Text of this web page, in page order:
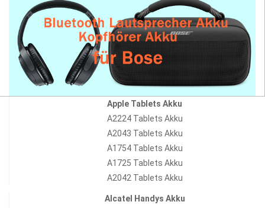
Apple Tablets Akku
A2224 Tablets Akku
A2043 Tablets Akku
A1754 Tablets Akku
A1725 Tablets Akku
A2042 Tablets Akku
Alcatel Handys Akku